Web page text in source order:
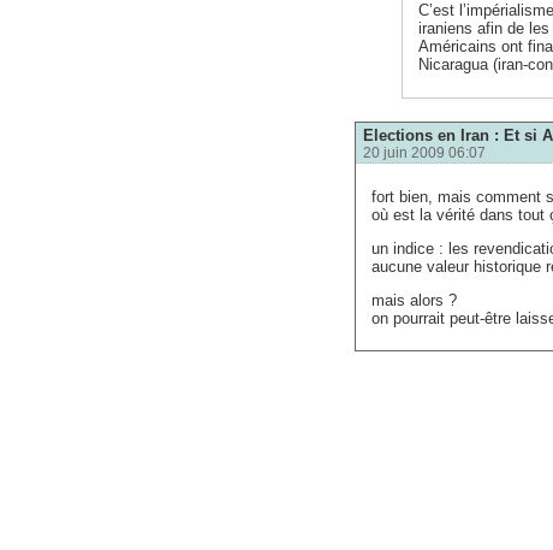
C’est
iraniens afin de
Américains ont
Nicaragua (iran-
Elections en Iran : Et si
20 juin 2009 06:07
fort bien, mais comment
où est la vérité dans
un indice : les
aucune valeur historique
mais alors ?
on pourrait peut-être